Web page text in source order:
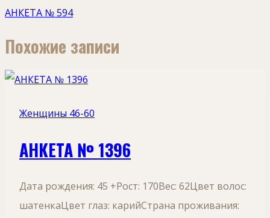
АНКЕТА № 594
Похожие записи
Женщины 46-60
АНКЕТА № 1396
Дата рождения: 45 +Рост: 170Вес: 62Цвет волос:
шатенкаЦвет глаз: карийСтрана проживания: